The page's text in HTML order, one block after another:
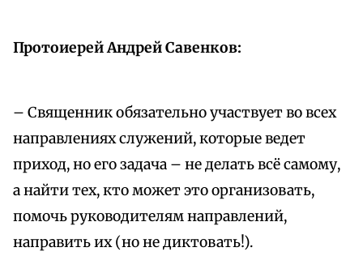
Протоиерей Андрей Савенков:
– Священник обязательно участвует во всех
направлениях служений, которые ведет
приход, но его задача – не делать всё самому,
а найти тех, кто может это организовать,
помочь руководителям направлений,
направить их (но не диктовать!).